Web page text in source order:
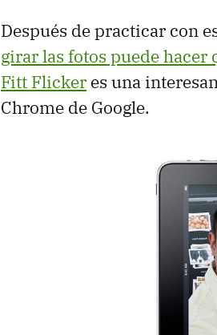
Después de practicar con
girar las fotos puede
Fitt Flicker es una
Chrome de Google.